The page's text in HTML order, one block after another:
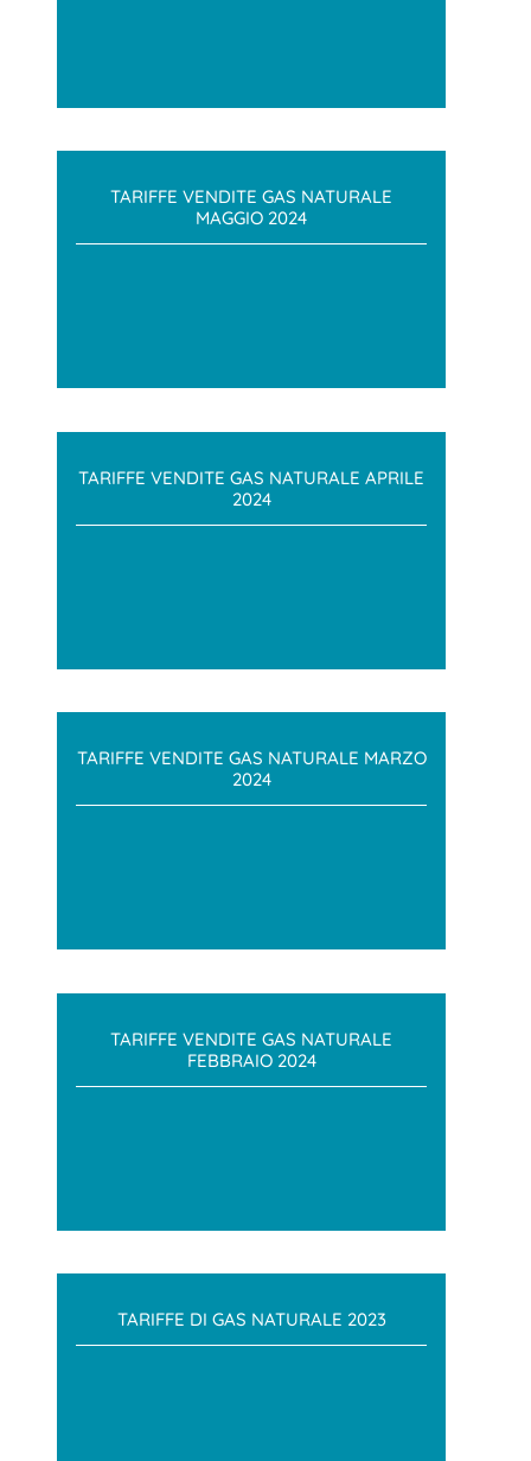
TARIFFE VENDITE GAS NATURALE
MAGGIO 2024
TARIFFE VENDITE GAS NATURALE APRILE
2024
TARIFFE VENDITE GAS NATURALE MARZO
2024
TARIFFE VENDITE GAS NATURALE
FEBBRAIO 2024
TARIFFE DI GAS NATURALE 2023